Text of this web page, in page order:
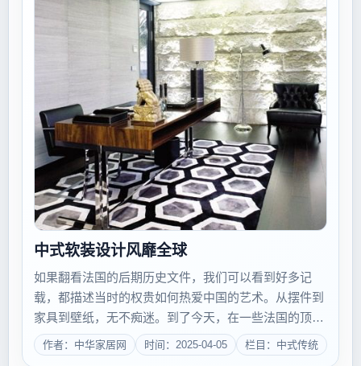
中式软装设计风靡全球
如果翻看法国的后期历史文件，我们可以看到好多记
载，都描述当时的权贵如何热爱中国的艺术。从摆件到
家具到壁纸，无不痴迷。到了今天，在一些法国的顶尖
壁纸品牌里，还能看到单幅水墨画的壁纸，或者是整幅
花鸟鱼虫的壁纸。那个时代的中国风饰品家具，被老外
作者：中华家居网 时间：2025-04-05 栏目：中式传统